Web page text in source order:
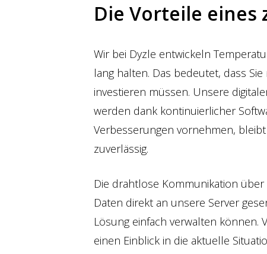
Die Vorteile eines
Wir bei Dyzle entwickeln
lang halten. Das bedeutet, dass
investieren müssen. Unsere
werden dank kontinuierlicher
Verbesserungen vornehmen,
zuverlässig.
Die drahtlose Kommunikation
Daten direkt an unsere Server
Lösung einfach verwalten können.
einen Einblick in die aktuelle